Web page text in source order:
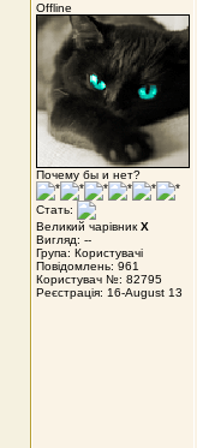
Offline
Почему бы и нет?
Стать:
Великий чарівник X
Вигляд: --
Група: Користувачі
Повідомлень: 961
Користувач №: 82795
Реєстрація: 16-August 13